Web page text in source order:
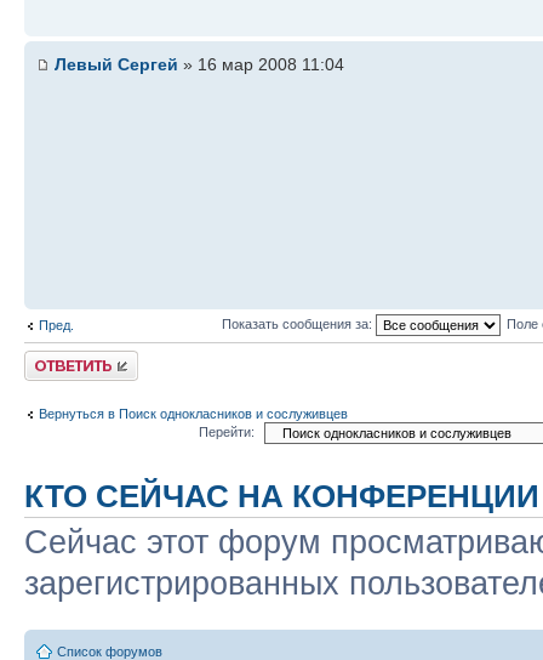
Левый Сергей » 16 мар 2008 11:04
Пред. Показать сообщения за: Поле
Ответить
Вернуться в Поиск однокласников и сослуживцев
Перейти:
КТО СЕЙЧАС НА КОНФЕРЕНЦИИ
Сейчас этот форум
зарегистрированных
Список форумов